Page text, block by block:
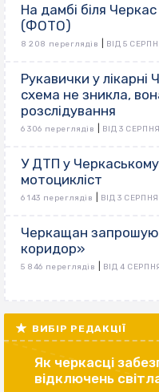
На дамбі біля
(ФОТО)
8 208 переглядів ВІД 5
Рукавички у лікарні
схема не зникла,
розслідування
6 306 переглядів ВІД 3
У ДТП у Черкаському
мотоцикліст
6 143 переглядів ВІД 3
Черкащан
коридор»
5 846 переглядів ВІД 4
ВИБІР РЕДАКЦІЇ
Як черкасці
відключень